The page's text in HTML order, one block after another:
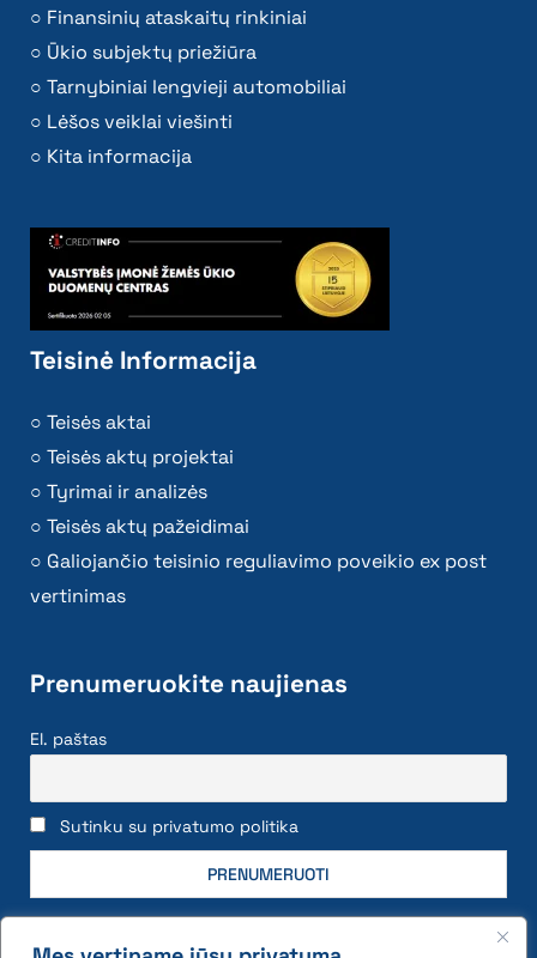
Finansinių ataskaitų rinkiniai
Ūkio subjektų priežiūra
Tarnybiniai lengvieji automobiliai
Lėšos veiklai viešinti
Kita informacija
Teisinė Informacija
Teisės aktai
Teisės aktų projektai
Tyrimai ir analizės
Teisės aktų pažeidimai
Galiojančio teisinio reguliavimo poveikio ex post
vertinimas
Prenumeruokite naujienas
El. paštas
Sutinku su privatumo politika